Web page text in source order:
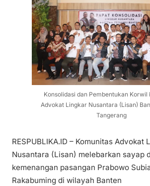
Konsolidasi dan Pembentukan Korwil
Advokat Lingkar Nusantara (Lisan)
Tangerang
RESPUBLIKA.ID – Komunitas Advokat
Nusantara (Lisan) melebarkan sayap
kemenangan pasangan Prabowo
Rakabuming di wilayah Banten